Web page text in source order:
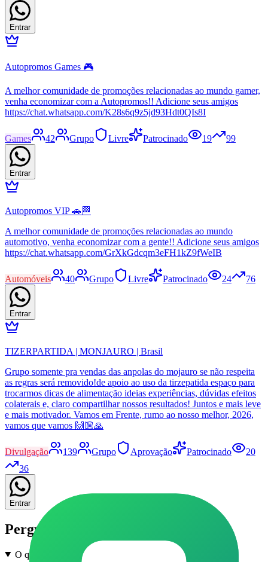
Entrar
Autopromos Games 🎮
A melhor comunidade de promoções relacionadas ao mundo gamer,
venha economizar com a Autopromos!! Adicione seus amigos
https://chat.whatsapp.com/K28s6q9z5jd93Hdt0QIs8I
Games 42 Grupo Livre Patrocinado 19 99
Entrar
Autopromos VIP 🚗🏁
A melhor comunidade de promoções relacionadas ao mundo
automotivo, venha economizar com a gente!! Adicione seus amigos
https://chat.whatsapp.com/GrXkGdcqm3eFH1kZ9fWeIB
Automóveis 40 Grupo Livre Patrocinado 24 76
Entrar
TIZERPARTIDA | MONJAURO | Brasil
Grupo somente pra vendas das anpolas do mojauro se não respeita
as regras será removido!de apoio ao uso da tirzepatida espaço para
trocarmos dicas de alimentação ideias experiências, dúvidas efeitos
colaterais e, claro compartilhar nossos resultados! Juntos e mais leve
e mais motivador. Vamos em Frente, rumo ao nosso melhor, 2026,
vamos que vamos 🙌🏼🙏
Divulgação 139 Grupo Aprovação Patrocinado
20
36
Entrar
Perguntas frequentes
O que são grupos de Enem e Vestibular em Paraibuna no